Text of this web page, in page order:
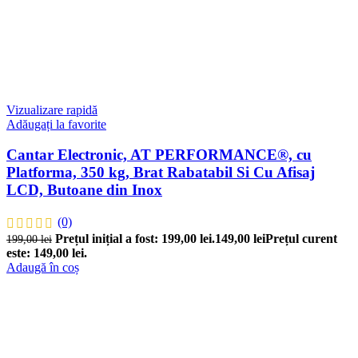
Vizualizare rapidă
Adăugați la favorite
Cantar Electronic, AT PERFORMANCE®, cu
Platforma, 350 kg, Brat Rabatabil Si Cu Afisaj
LCD, Butoane din Inox
(0)
199,00lei Prețul inițial a fost: 199,00 lei.149,00 leiPrețul curent
este: 149,00 lei.
Adaugă în coș